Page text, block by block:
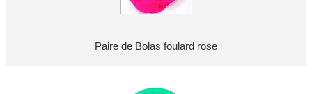
Paire de Bolas foulard rose